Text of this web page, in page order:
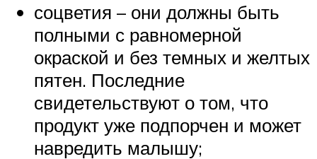
соцветия – они должны быть
полными с равномерной
окраской и без темных и желтых
пятен. Последние
свидетельствуют о том, что
продукт уже подпорчен и может
навредить малышу;